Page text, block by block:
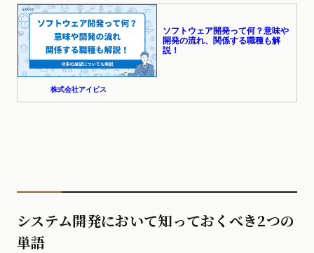
システム開発において知っておくべき2つの
単語